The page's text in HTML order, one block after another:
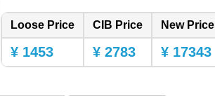
Loose Price CIB Price New Price
¥ 1453 ¥ 2783 ¥ 17343